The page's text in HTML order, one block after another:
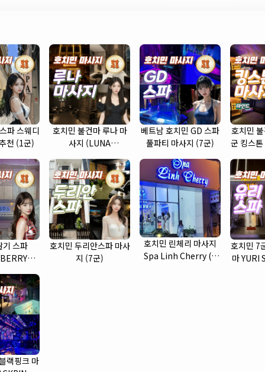
파 스웨디
천 (1군)
호치민 불건마 루나 마
사지 (LUNA
베트남 호치민 GD 스파
풀파티 마사지 (7군)
호치민
군 킹스
기 스파
호치민 두리안스파 마사
지 (7군)
호치민 린체리 마사지
Spa Linh Cherry (1
호치민 7
마 YURI
랙핑크 마